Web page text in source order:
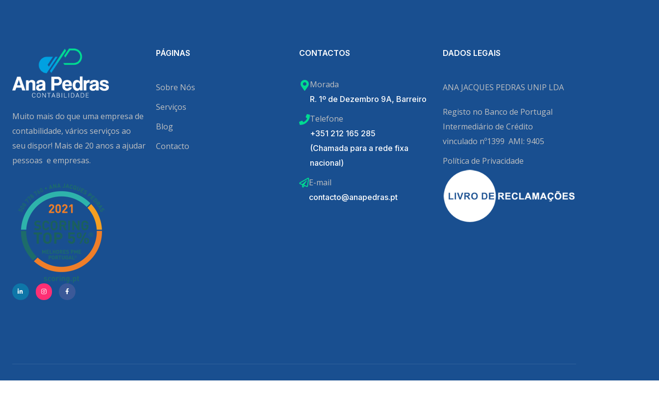
Muito mais do que uma empresa de
contabilidade, vários serviços ao
seu dispor! Mais de 20 anos a ajudar
pessoas e empresas.
PÁGINAS
Sobre Nós
Serviços
Blog
Contacto
CONTACTOS
Morada
R. 1º de Dezembro 9A, Barreiro
Telefone
+351 212 165 285
(Chamada para a rede fixa
nacional)
E-mail
contacto@anapedras.pt
DADOS LEGAIS
ANA JACQUES PEDRAS UNIP LDA
Registo no Banco de Portugal
Intermediário de Crédito
vinculado nº1399 AMI: 9405
Política de Privacidade